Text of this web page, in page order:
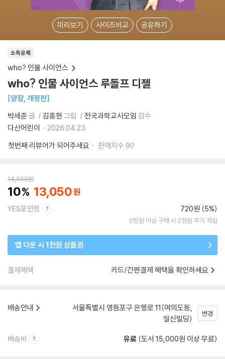
미리보기 사이즈비교 공유하기
소득공제
who? 인물 사이언스
who? 인물 사이언스 루돌프 디젤
양장, 개정판
박세준 글 김종현 그림 전국과학교사모임 감수
다산어린이
2026.04.23.
첫번째 리뷰어가 되어주세요
판매지수 90
14,500원
10 13,050
YES포인트 720원 (5%)
5만원 이상 구매 시 2천원 추가 적립
앱 다운 시 1천원 상품권
결제혜택 카드/간편결제 혜택을 확인하세요
배송안내
서울특별시 영등포구 은행로 11(여의도동,
일신빌딩)
변경
배송비 유료 (도서 15,000원 이상 무료)